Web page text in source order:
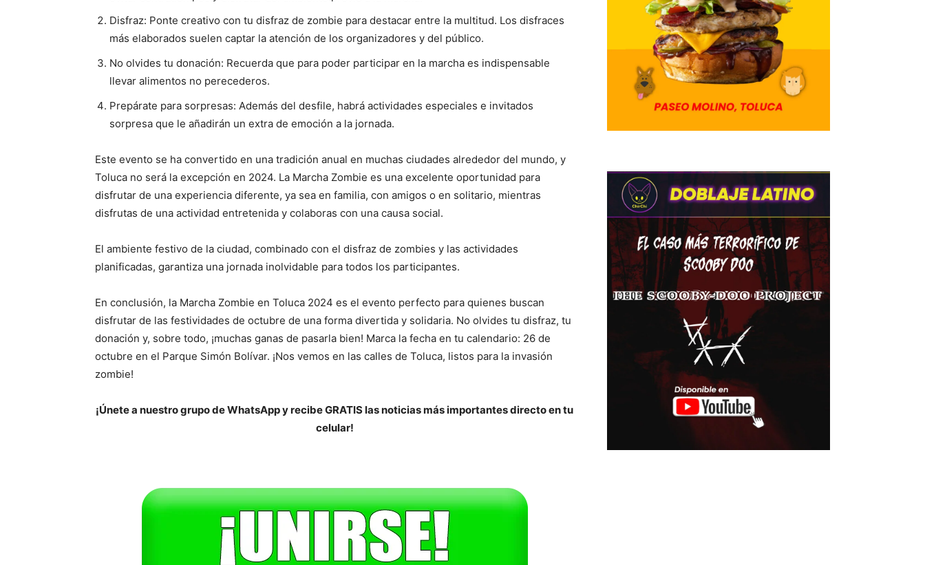
Disfraz: Ponte creativo con tu disfraz de zombie para destacar entre la multitud. Los disfraces
más elaborados suelen captar la atención de los organizadores y del público.
No olvides tu donación: Recuerda que para poder participar en la marcha es indispensable
llevar alimentos no perecederos.
Prepárate para sorpresas: Además del desfile, habrá actividades especiales e invitados
sorpresa que le añadirán un extra de emoción a la jornada.
Este evento se ha convertido en una tradición anual en muchas ciudades alrededor del mundo, y
Toluca no será la excepción en 2024. La Marcha Zombie es una excelente oportunidad para
disfrutar de una experiencia diferente, ya sea en familia, con amigos o en solitario, mientras
disfrutas de una actividad entretenida y colaboras con una causa social.
El ambiente festivo de la ciudad, combinado con el disfraz de zombies y las actividades
planificadas, garantiza una jornada inolvidable para todos los participantes.
En conclusión, la Marcha Zombie en Toluca 2024 es el evento perfecto para quienes buscan
disfrutar de las festividades de octubre de una forma divertida y solidaria. No olvides tu disfraz, tu
donación y, sobre todo, ¡muchas ganas de pasarla bien! Marca la fecha en tu calendario: 26 de
octubre en el Parque Simón Bolívar. ¡Nos vemos en las calles de Toluca, listos para la invasión
zombie!
¡Únete a nuestro grupo de WhatsApp y recibe GRATIS las noticias más importantes directo en tu
celular!